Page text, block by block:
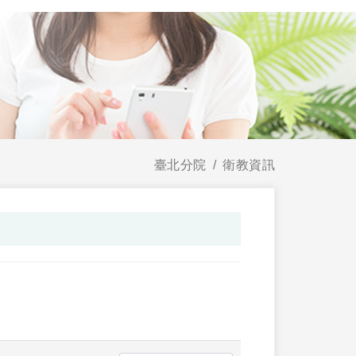
臺北分院 衛教資訊